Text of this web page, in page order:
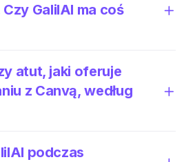
GalilAI ma coś
atut, jaki oferuje
z Canvą, według
podczas